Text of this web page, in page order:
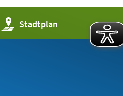
Stadtplan
(Öffnet
in
einem